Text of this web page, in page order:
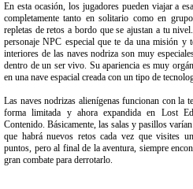
En esta ocasión, los jugadores pueden viajar a
completamente tanto en solitario como en
repletas de retos a bordo que se ajustan a tu
personaje NPC especial que te da una misión y
interiores de las naves nodriza son muy
dentro de un ser vivo. Su apariencia es muy
en una nave espacial creada con un tipo de
Las naves nodrizas alienígenas funcionan con la
forma limitada y ahora expandida en Lost
Contenido. Básicamente, las salas y pasillos
que habrá nuevos retos cada vez que visites
puntos, pero al final de la aventura, siempre
gran combate para derrotarlo.